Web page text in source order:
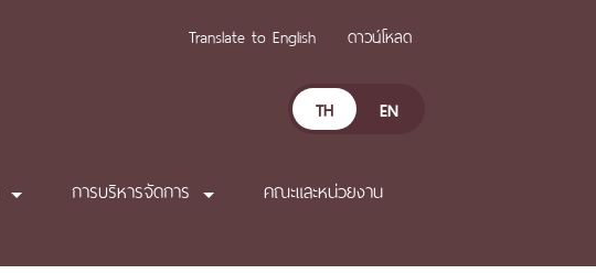
Translate to English ดาวน์โหลด
TH EN
การบริหารจัดการ
คณะและหน่วยงาน